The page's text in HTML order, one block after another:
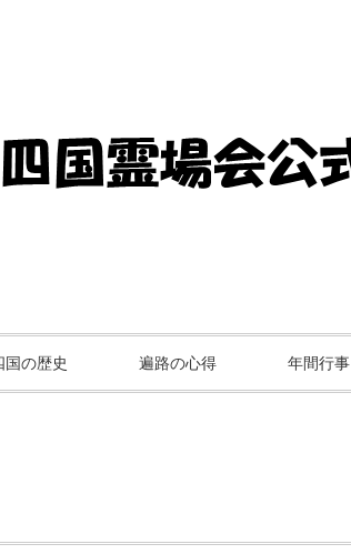
国の歴史 遍路の心得 年間行事